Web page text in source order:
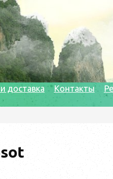
доставка Контакты